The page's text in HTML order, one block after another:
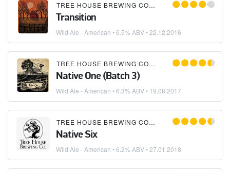
TREE HOUSE BREWING COMPANY
Transition
Wild Ale - American • 6.5% ABV •22.12.2016
TREE HOUSE BREWING COMPANY
Native One (Batch 3)
Wild Ale - American • 6.3% ABV • 19.08.2017
TREE HOUSE BREWING COMPANY
Native Six
Wild Ale - American • 6.2% ABV •27.01.2018